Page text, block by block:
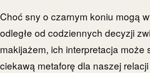
Choć sny o czarnym koniu mogą
odległe od codziennych decyzji
makijażem, ich interpretacja może
ciekawą metaforę dla naszej